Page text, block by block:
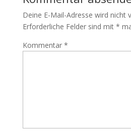
Deine E-Mail-Adresse wird nicht
Erforderliche Felder sind mit *
Kommentar *